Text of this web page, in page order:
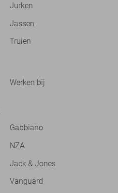
Jurken
Jassen
Truien
Werken bij
Gabbiano
NZA
Jack & Jones
Vanguard